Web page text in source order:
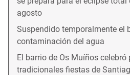
agosto
Suspendido temporalmente el
contaminación del agua
El barrio de Os Muíños
tradicionales fiestas de